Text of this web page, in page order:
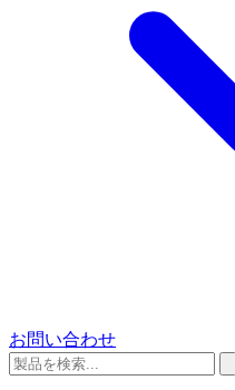
お問い合わせ